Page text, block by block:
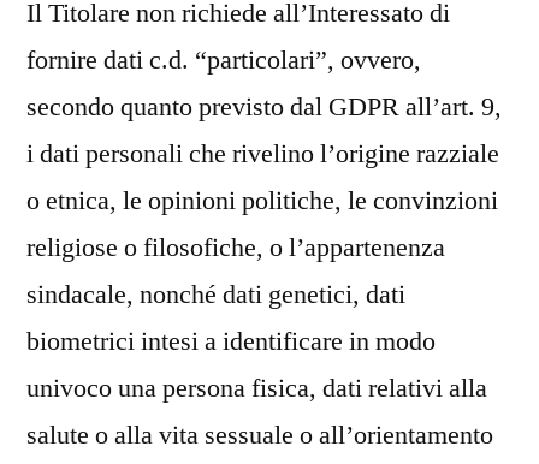
Il Titolare non richiede all’Interessato di
fornire dati c.d. “particolari”, ovvero,
secondo quanto previsto dal GDPR all’art. 9,
i dati personali che rivelino l’origine razziale
o etnica, le opinioni politiche, le convinzioni
religiose o filosofiche, o l’appartenenza
sindacale, nonché dati genetici, dati
biometrici intesi a identificare in modo
univoco una persona fisica, dati relativi alla
salute o alla vita sessuale o all’orientamento